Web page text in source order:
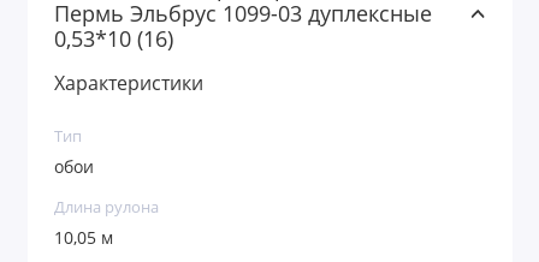
Пермь Эльбрус 1099-03 дуплексные
0,53*10 (16)
Характеристики
Тип
обои
Длина рулона
10,05 м